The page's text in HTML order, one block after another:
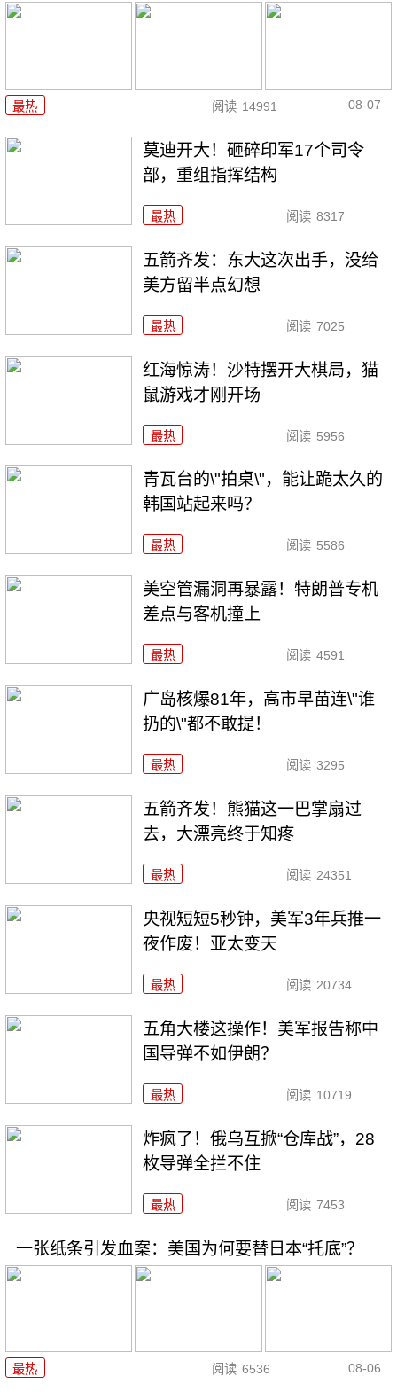
最热 阅读 14991 08-07
莫迪开大！砸碎印军17个司令
部，重组指挥结构
最热 阅读 8317
五箭齐发：东大这次出手，没给
美方留半点幻想
最热 阅读 7025
红海惊涛！沙特摆开大棋局，猫
鼠游戏才刚开场
最热 阅读 5956
青瓦台的\"拍桌\"，能让跪太久的
韩国站起来吗？
最热 阅读 5586
美空管漏洞再暴露！特朗普专机
差点与客机撞上
最热 阅读 4591
广岛核爆81年，高市早苗连\"谁
扔的\"都不敢提！
最热 阅读 3295
五箭齐发！熊猫这一巴掌扇过
去，大漂亮终于知疼
最热 阅读 24351
央视短短5秒钟，美军3年兵推一
夜作废！亚太变天
最热 阅读 20734
五角大楼这操作！美军报告称中
国导弹不如伊朗？
最热 阅读 10719
炸疯了！俄乌互掀“仓库战”，28
枚导弹全拦不住
最热 阅读 7453
一张纸条引发血案：美国为何要替日本“托底”？
最热 阅读 6536 08-06